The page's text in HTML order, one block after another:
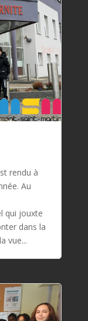
rendu à
Au
qui jouxte
dans la
vue...